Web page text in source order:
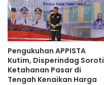
Pengukuhan APPISTA
Kutim, Disperindag Soroti
Ketahanan Pasar di
Tengah Kenaikan Harga